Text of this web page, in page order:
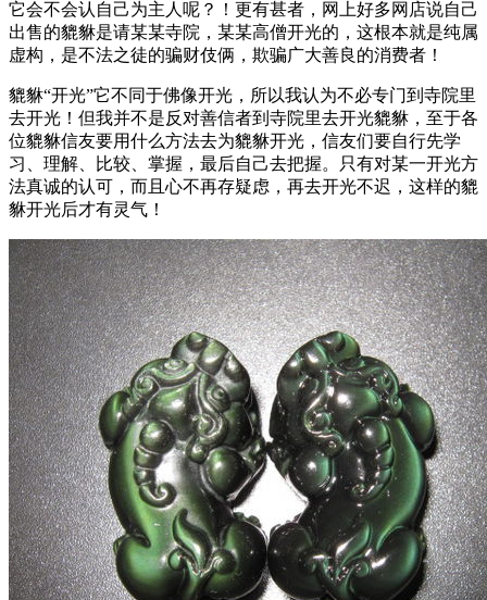
它会不会认自己为主人呢？！更有甚者，网上好多网店说自己
出售的貔貅是请某某寺院，某某高僧开光的，这根本就是纯属
虚构，是不法之徒的骗财伎俩，欺骗广大善良的消费者！
貔貅“开光”它不同于佛像开光，所以我认为不必专门到寺院里
去开光！但我并不是反对善信者到寺院里去开光貔貅，至于各
位貔貅信友要用什么方法去为貔貅开光，信友们要自行先学
习、理解、比较、掌握，最后自己去把握。只有对某一开光方
法真诚的认可，而且心不再存疑虑，再去开光不迟，这样的貔
貅开光后才有灵气！